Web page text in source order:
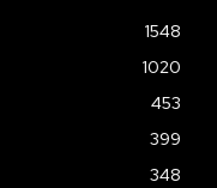
1548
1020
453
399
348